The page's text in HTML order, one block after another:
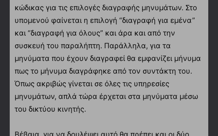
κώδικας για τις επιλογές διαγραφής μηνυμάτων. Στο
υπομενού φαίνεται η επιλογή “διαγραφή για εμένα”
και “διαγραφή για όλους” και άρα και από την
συσκευή του παραλήπτη. Παράλληλα, για τα
μηνύματα που έχουν διαγραφεί θα εμφανίζει μήνυμα
πως το μήνυμα διαγράφηκε από τον συντάκτη του.
Όπως ακριβώς γίνεται σε όλες τις υπηρεσίες
μηνυμάτων, απλά τώρα έρχεται στα μηνύματα μέσω
του δικτύου κινητής.